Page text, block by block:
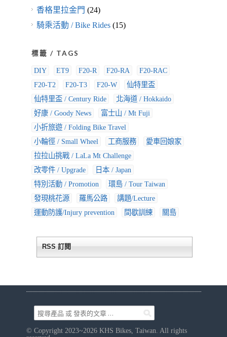
香格里拉金門 (24)
騎乘活動 / Bike Rides(15)
標籤 / TAGS
DIY ET9 F20-R F20-RA
F20-RAC
F20-T2
F20-T3 F20-W
仙特里盃
仙特里盃 / Century Ride
北海道 / Hokkaido
好康 / Goody News
富士山 / Mt Fuji
小折旅遊 / Folding Bike Travel
小輪徑 / Small Wheel
工商服務
愛車回娘家
拉拉山挑戰 / LaLa Mt Challenge
改零件 / Upgrade
日本 / Japan
特別活動 / Promotion
環島 / Tour Taiwan
發現桃花源
羅馬公路
講題/Lecture
運動防護/Injury prevention
間歇訓練 關島
RSS 訂閱
© Copyright 2023~2026 KHS Bikes, Taiwan. All rights